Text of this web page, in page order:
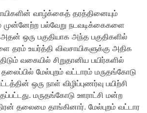
வாழ்க்கைத் தரத்தினையும்
முன்னேற்ற பல்வேறு நடவடிக்கைகளை
ஒரு பகுதியாக அந்த பகுதிகளில்
தரம் உயர்த்தி விவசாயிகளுக்கு அதிக
வகையில் சிறுதானிய பயிர்களில்
மேல்புறம் வட்டாரம் மருதங்கோடு
ஒரு நாள் விழிப்புணர்வு பயிற்சி
மருதங்கோடு ஊராட்சி மன்ற
தலைமை தாங்கினார். மேல்புறம் வட்டார